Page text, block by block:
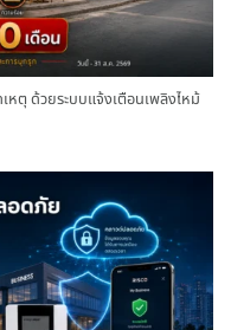
ตุ ด้วยระบบแจ้งเตือนเพลิงไหม้